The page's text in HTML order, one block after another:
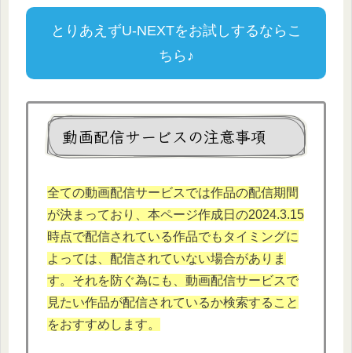
とりあえずU-NEXTをお試しするならこ
ちら♪
動画配信サービスの注意事項
全ての動画配信サービスでは作品の配信期間
が決まっており、本ページ作成日の2024.3.15
時点で配信されている作品でもタイミングに
よっては、配信されていない場合がありま
す。それを防ぐ為にも、動画配信サービスで
見たい作品が配信されているか検索すること
をおすすめします。